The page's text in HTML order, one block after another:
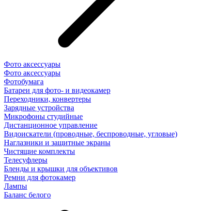
Фото аксессуары
Фото аксессуары
Фотобумага
Батареи для фото- и видеокамер
Переходники, конвертеры
Зарядные устройства
Микрофоны студийные
Дистанционное управление
Видоискатели (проводные, беспроводные, угловые)
Наглазники и защитные экраны
Чистящие комплекты
Телесуфлеры
Бленды и крышки для объективов
Ремни для фотокамер
Лампы
Баланс белого